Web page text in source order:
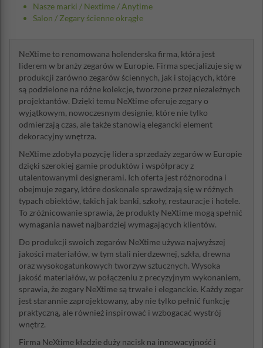
Nasze marki / Nextime /Anytime
Salon / Zegary ścienne okrągłe
NeXtime to renomowana holenderska firma, która jest
liderem w branży zegarów w Europie. Firma specjalizuje się w
produkcji zarówno zegarów ściennych, jak i stojących, które
są podzielone na różne kolekcje, tworzone przez niezależnych
projektantów. Dzięki temu NeXtime oferuje zegary o
wyjątkowym, nowoczesnym designie, które nie tylko
odmierzają czas, ale także stanowią elegancki element
dekoracyjny wnętrza.
NeXtime zdobyła pozycję lidera sprzedaży zegarów w Europie
dzięki szerokiej gamie produktów i współpracy z
utalentowanymi designerami. Ich oferta jest różnorodna i
obejmuje zegary, które doskonale sprawdzają się w różnych
typach obiektów, takich jak banki, szkoły, restauracje i hotele.
To zróżnicowanie sprawia, że produkty NeXtime mogą spełnić
wymagania nawet najbardziej wymagających klientów.
Do produkcji swoich zegarów NeXtime używa najwyższej
jakości materiałów, w tym stali nierdzewnej, szkła, drewna
oraz wysokogatunkowych tworzyw sztucznych. Wysoka
jakość materiałów, w połączeniu z precyzyjnym wykonaniem,
sprawia, że zegary NeXtime są trwałe i eleganckie. Każdy zegar
jest starannie zaprojektowany, aby nie tylko pełnić funkcję
praktyczną, ale również inspirować i wzbogacać wystrój
wnętrz.
Firma NeXtime kładzie duży nacisk na innowacyjność i